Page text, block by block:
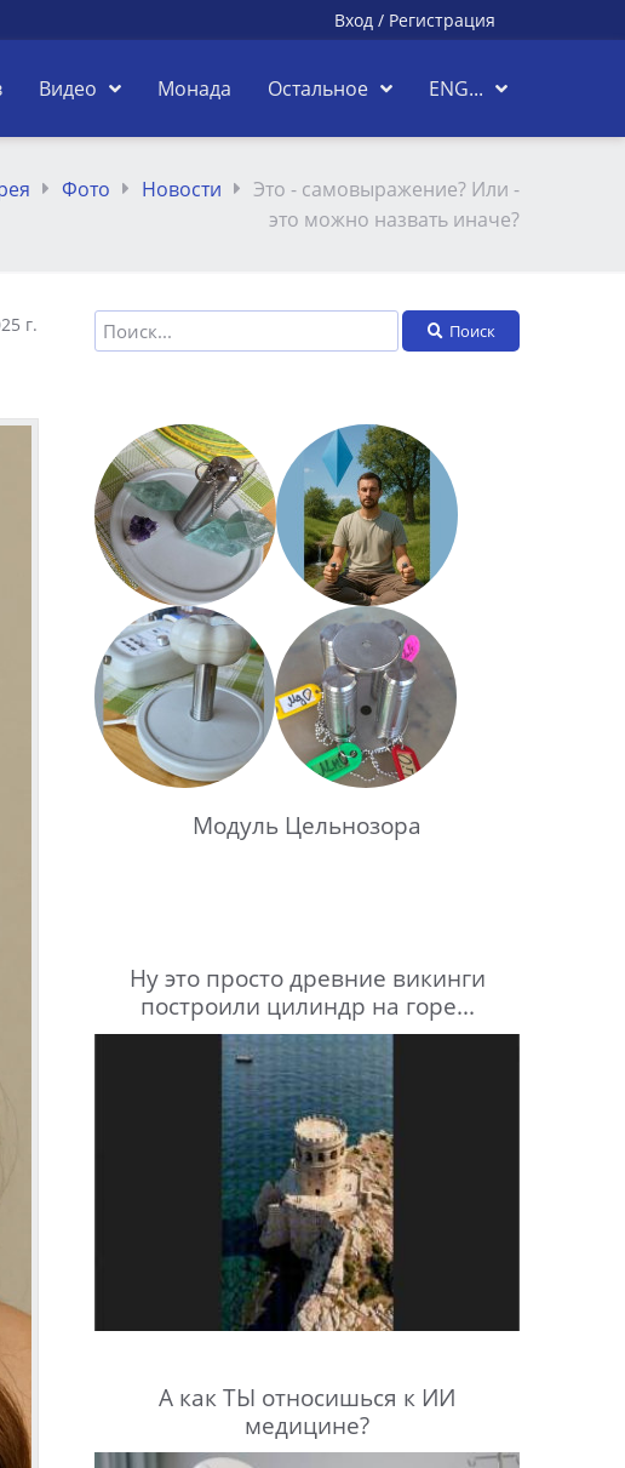
Вход / Регистрация
Видео Монада Остальное ENG...
Фото Новости
Это - самовыражение? Или -
это можно назвать иначе?
г. Поиск
Модуль Цельнозора
Ну это просто древние викинги
построили цилиндр на горе...
А как ТЫ относишься к ИИ
медицине?